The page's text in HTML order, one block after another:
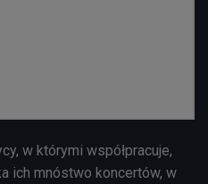
w którymi współpracuje,
ich mnóstwo koncertów, w